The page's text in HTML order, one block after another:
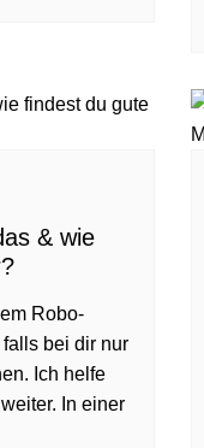
& wie
Robo-
bei dir nur
Ich helfe
In einer